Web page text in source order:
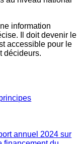
information
Il doit devenir le
accessible pour le
décideurs.
annuel 2024 sur